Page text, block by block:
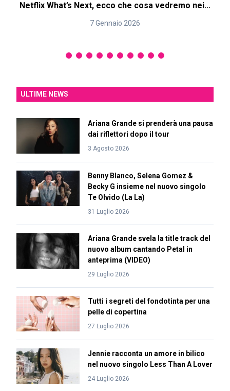
Netflix What’s Next, ecco che cosa vedremo nei...
7 Gennaio 2026
ULTIME NEWS
Ariana Grande si prenderà una pausa
dai riflettori dopo il tour
3 Agosto 2026
Benny Blanco, Selena Gomez &
Becky G insieme nel nuovo singolo
Te Olvido (La La)
31 Luglio 2026
Ariana Grande svela la title track del
nuovo album cantando Petal in
anteprima (VIDEO)
29 Luglio 2026
Tutti i segreti del fondotinta per una
pelle di copertina
27 Luglio 2026
Jennie racconta un amore in bilico
nel nuovo singolo Less Than A Lover
24 Luglio 2026